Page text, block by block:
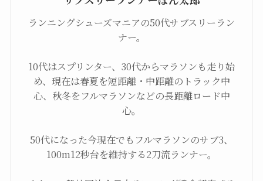
ランニングシューズマニアの50代サブスリーラン
ナー。
10代はスプリンター、30代からマラソンも走り始
め、現在は春夏を短距離・中距離のトラック中
心、秋冬をフルマラソンなどの長距離ロード中
心。
50代になった今現在でもフルマラソンのサブ3、
100m12秒台を維持する2刀流ランナー。